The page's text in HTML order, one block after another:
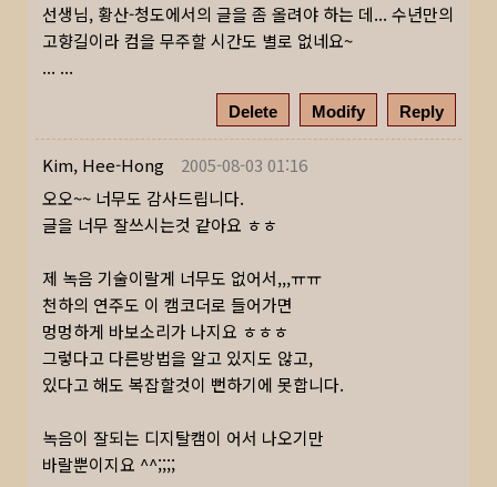
선생님, 황산-청도에서의 글을 좀 올려야 하는 데... 수년만의
고향길이라 컴을 무주할 시간도 별로 없네요~
... ...
Delete Modify Reply
Kim, Hee-Hong
2005-08-03 01:16
오오~~ 너무도 감사드립니다.
글을 너무 잘쓰시는것 같아요 ㅎㅎ
제 녹음 기술이랄게 너무도 없어서,,,ㅠㅠ
천하의 연주도 이 캠코더로 들어가면
멍멍하게 바보소리가 나지요 ㅎㅎㅎ
그렇다고 다른방법을 알고 있지도 않고,
있다고 해도 복잡할것이 뻔하기에 못합니다.
녹음이 잘되는 디지탈캠이 어서 나오기만
바랄뿐이지요 ^^;;;;